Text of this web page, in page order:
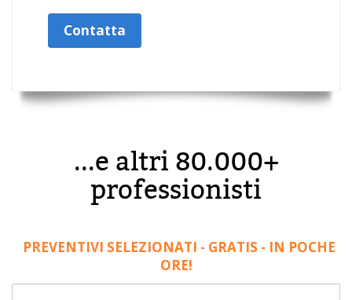
Contatta
...e altri 80.000+
professionisti
PREVENTIVI SELEZIONATI - GRATIS - IN POCHE
ORE!